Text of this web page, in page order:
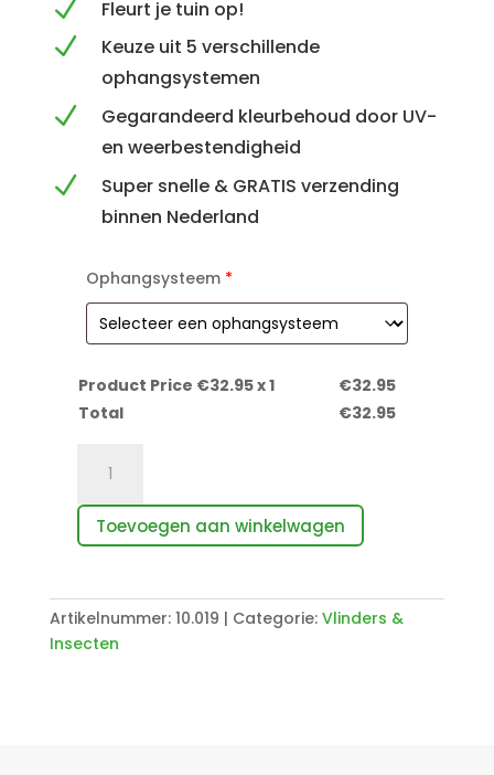
N Fleurt je tuin op!
N
Keuze uit 5 verschillende
ophangsystemen
N
Gegarandeerd kleurbehoud door UV-
en weerbestendigheid
N
Super snelle & GRATIS verzending
binnen Nederland
Ophangsysteem*
Product Price €32.95x 1 €32.95
Total
€32.95
Monarch
vlinder
aantal
Toevoegen aan winkelwagen
Artikelnummer: 10.019 Categorie: Vlinders &
Insecten